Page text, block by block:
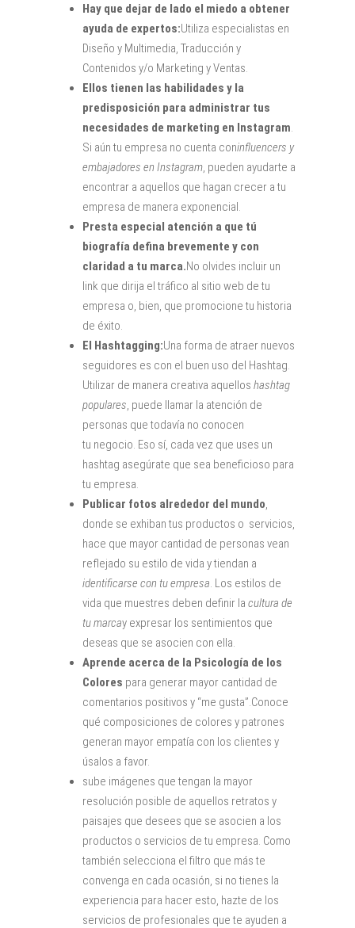
Hay que dejar de lado el miedo a obtener
ayuda de expertos:Utiliza especialistas en
Diseño y Multimedia, Traducción y
Contenidos y/o Marketing y Ventas.
Ellos tienen las habilidades y la
predisposición para administrar tus
necesidades de marketing en Instagram.
Si aún tu empresa no cuenta coninfluencers y
embajadores en Instagram, pueden ayudarte a
encontrar a aquellos que hagan crecer a tu
empresa de manera exponencial.
Presta especial atención a que tú
biografía defina brevemente y con
claridad a tu marca.No olvides incluir un
link que dirija el tráfico al sitio web de tu
empresa o, bien, que promocione tu historia
de éxito.
El Hashtagging:Una forma de atraer nuevos
seguidores es con el buen uso del Hashtag.
Utilizar de manera creativa aquellos hashtag
populares, puede llamar la atención de
personas que todavía no conocen
tu negocio. Eso sí, cada vez que uses un
hashtag asegúrate que sea beneficioso para
tu empresa.
Publicar fotos alrededor del mundo,
donde se exhiban tus productos o servicios,
hace que mayor cantidad de personas vean
reflejado su estilo de vida y tiendan a
identificarse con tu empresa. Los estilos de
vida que muestres deben definir la cultura de
tu marcay expresar los sentimientos que
deseas que se asocien con ella.
Aprende acerca de la Psicología de los
Colores para generar mayor cantidad de
comentarios positivos y “me gusta”.Conoce
qué composiciones de colores y patrones
generan mayor empatía con los clientes y
úsalos a favor.
sube imágenes que tengan la mayor
resolución posible de aquellos retratos y
paisajes que desees que se asocien a los
productos o servicios de tu empresa. Como
también selecciona el filtro que más te
convenga en cada ocasión, si no tienes la
experiencia para hacer esto, hazte de los
servicios de profesionales que te ayuden a